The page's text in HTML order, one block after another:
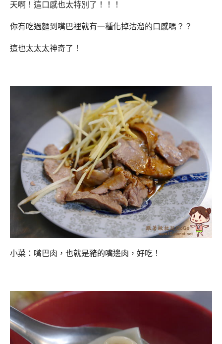
天啊！這口感也太特別了！！！
你有吃過麵到嘴巴裡就有一種化掉沽溜的口感嗎？？
這也太太太神奇了！
小菜：嘴巴肉，也就是豬的嘴邊肉，好吃！